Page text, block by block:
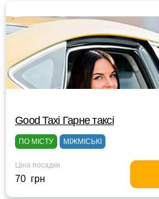
Good Taxi Гарне таксi
ПО МІСТУ МІЖМІСЬКІ
Ціна посадки
70 грн